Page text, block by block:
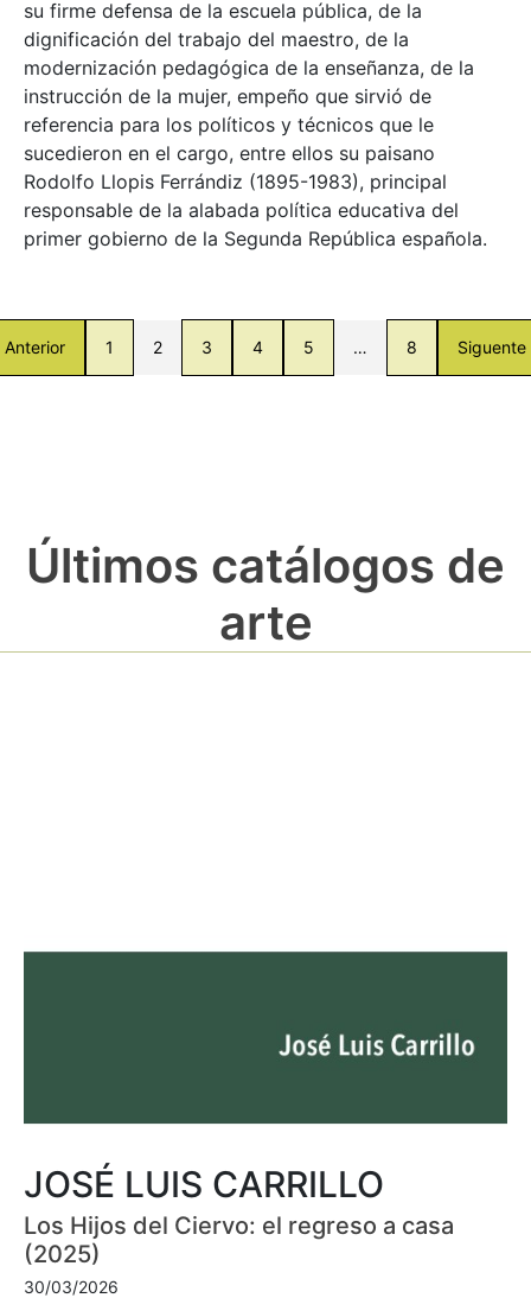
su firme defensa de la escuela pública, de la
dignificación del trabajo del maestro, de la
modernización pedagógica de la enseñanza, de la
instrucción de la mujer, empeño que sirvió de
referencia para los políticos y técnicos que le
sucedieron en el cargo, entre ellos su paisano
Rodolfo Llopis Ferrándiz (1895-1983), principal
responsable de la alabada política educativa del
primer gobierno de la Segunda República española.
Anterior 1 2 3 4 5 … 8 Siguente
Últimos catálogos de
arte
JOSÉ LUIS CARRILLO
Los Hijos del Ciervo: el regreso a casa
(2025)
30/03/2026